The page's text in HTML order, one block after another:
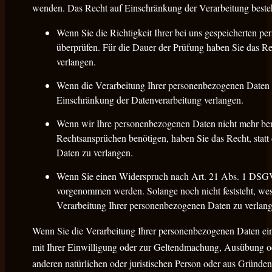
wenden. Das Recht auf Einschränkung der Verarbeitung
Wenn Sie die Richtigkeit Ihrer bei uns gespeicherten
überprüfen. Für die Dauer der Prüfung haben Sie das
verlangen.
Wenn die Verarbeitung Ihrer personenbezogenen
Einschränkung der Datenverarbeitung verlangen.
Wenn wir Ihre personenbezogenen Daten nicht mehr
Rechtsansprüchen benötigen, haben Sie das Recht,
Daten zu verlangen.
Wenn Sie einen Widerspruch nach Art. 21 Abs. 1
vorgenommen werden. Solange noch nicht feststeht,
Verarbeitung Ihrer personenbezogenen Daten zu
Wenn Sie die Verarbeitung Ihrer personenbezogenen Daten
mit Ihrer Einwilligung oder zur Geltendmachung, Ausübung
anderen natürlichen oder juristischen Person oder aus